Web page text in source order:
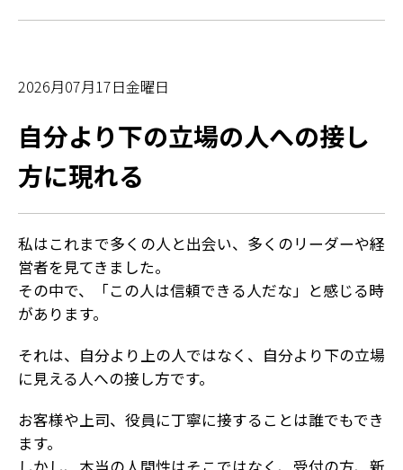
2026月07月17日金曜日
自分より下の立場の人への接し
方に現れる
私はこれまで多くの人と出会い、多くのリーダーや経
営者を見てきました。
その中で、「この人は信頼できる人だな」と感じる時
があります。
それは、自分より上の人ではなく、自分より下の立場
に見える人への接し方です。
お客様や上司、役員に丁寧に接することは誰でもでき
ます。